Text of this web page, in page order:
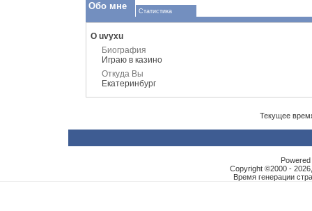
Обо мне Статистика
О uvyxu
Биография
Играю в казино
Откуда Вы
Екатеринбург
Текущее
Copyright ©2000 -
Время генерации